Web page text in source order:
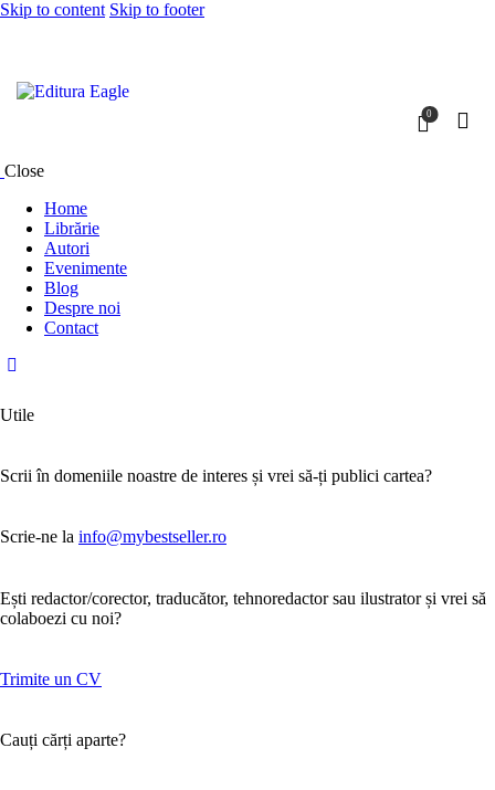
Skip to content Skip to footer
0
Close
Home
Librărie
Autori
Evenimente
Blog
Despre noi
Contact
Utile
Scrii în domeniile noastre de interes și vrei să-ți publici cartea?
Scrie-ne la info@mybestseller.ro
Ești redactor/corector, traducător, tehnoredactor sau ilustrator și vrei să
colaboezi cu noi?
Trimite un CV
Cauți cărți aparte?